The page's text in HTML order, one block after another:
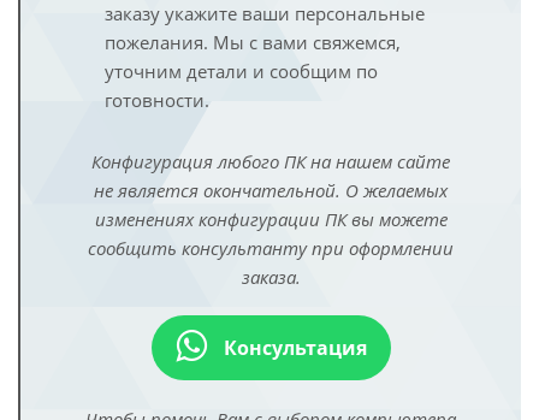
заказу укажите ваши персональные
пожелания. Мы с вами свяжемся,
уточним детали и сообщим по
готовности.
Конфигурация любого ПК на нашем сайте
не является окончательной. О желаемых
изменениях конфигурации ПК вы можете
сообщить консультанту при оформлении
заказа.
Консультация